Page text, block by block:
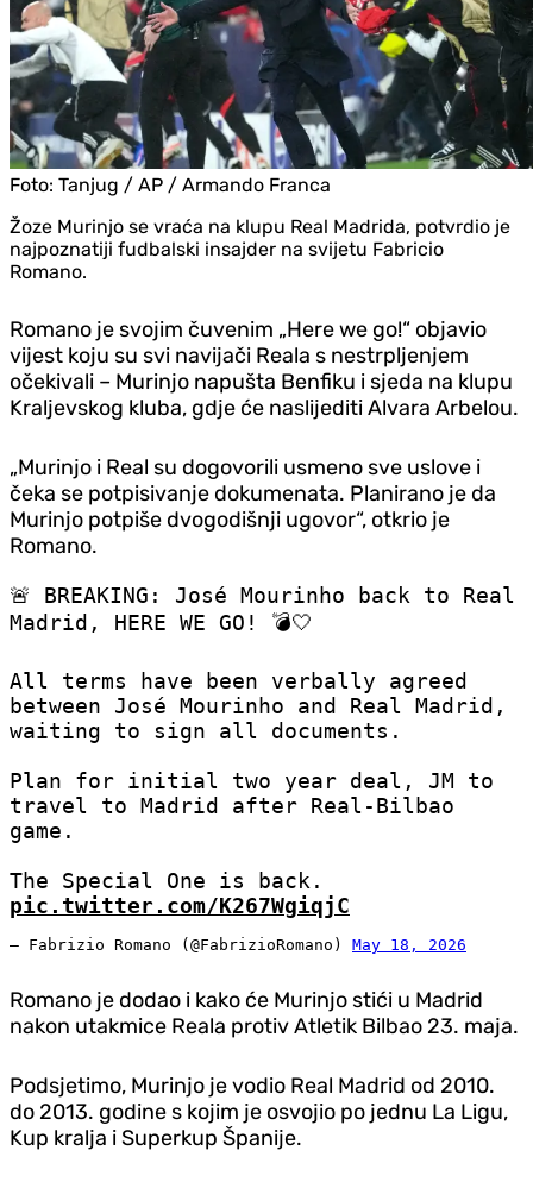
Foto: Tanjug / AP / Armando Franca
Žoze Murinjo se vraća na klupu Real Madrida, potvrdio je
najpoznatiji fudbalski insajder na svijetu Fabricio
Romano.
Romano je svojim čuvenim „Here we go!“ objavio
vijest koju su svi navijači Reala s nestrpljenjem
očekivali – Murinjo napušta Benfiku i sjeda na klupu
Kraljevskog kluba, gdje će naslijediti Alvara Arbelou.
„Murinjo i Real su dogovorili usmeno sve uslove i
čeka se potpisivanje dokumenata. Planirano je da
Murinjo potpiše dvogodišnji ugovor“, otkrio je
Romano.
🚨 BREAKING: José Mourinho back to Real
Madrid, HERE WE GO! 💣🤍
All terms have been verbally agreed
between José Mourinho and Real Madrid,
waiting to sign all documents.
Plan for initial two year deal, JM to
travel to Madrid after Real-Bilbao
game.
The Special One is back.
pic.twitter.com/K267WgiqjC
— Fabrizio Romano (@FabrizioRomano) May 18, 2026
Romano je dodao i kako će Murinjo stići u Madrid
nakon utakmice Reala protiv Atletik Bilbao 23. maja.
Podsjetimo, Murinjo je vodio Real Madrid od 2010.
do 2013. godine s kojim je osvojio po jednu La Ligu,
Kup kralja i Superkup Španije.